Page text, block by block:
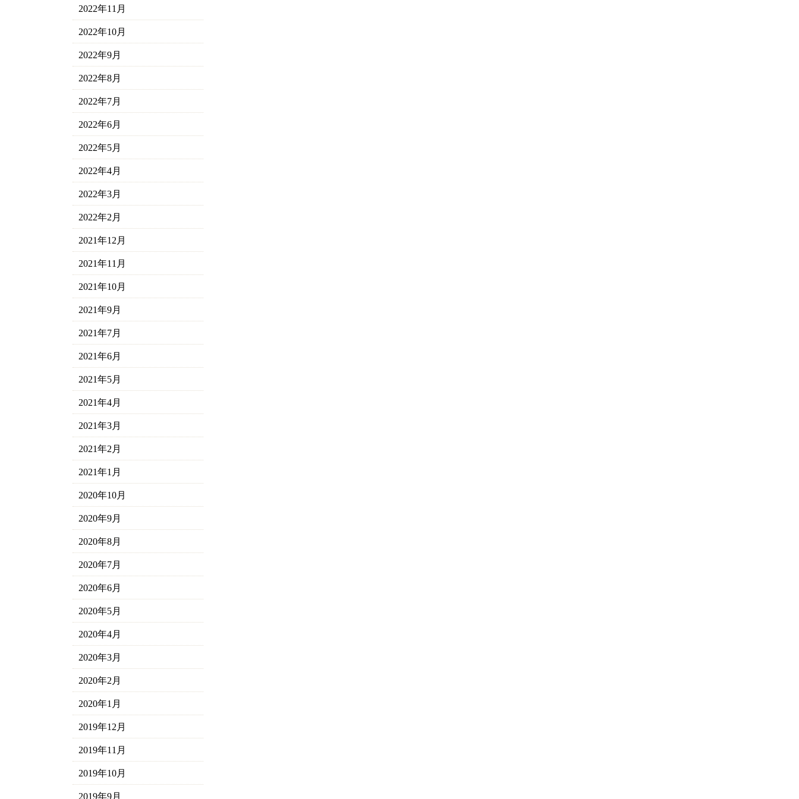
2022年11月
2022年10月
2022年9月
2022年8月
2022年7月
2022年6月
2022年5月
2022年4月
2022年3月
2022年2月
2021年12月
2021年11月
2021年10月
2021年9月
2021年7月
2021年6月
2021年5月
2021年4月
2021年3月
2021年2月
2021年1月
2020年10月
2020年9月
2020年8月
2020年7月
2020年6月
2020年5月
2020年4月
2020年3月
2020年2月
2020年1月
2019年12月
2019年11月
2019年10月
2019年9月